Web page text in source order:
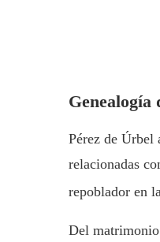
Pérez de Úrbel
relacionadas
repoblador en
Del